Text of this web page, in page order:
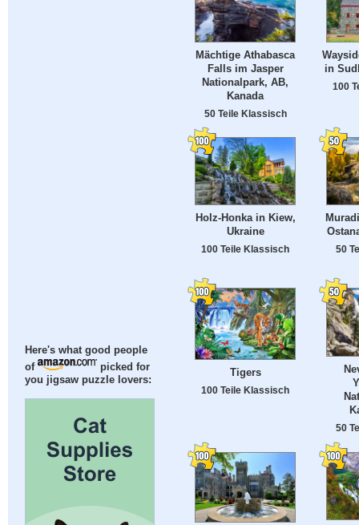
Here's what good people
of
picked for
you jigsaw puzzle lovers:
Mächtige Athabasca
Falls im Jasper
Nationalpark, AB,
Kanada
50 Teile Klassisch
in
100
Holz-Honka in Kiew,
Ukraine
100 Teile Klassisch 50
Tigers
100 Teile Klassisch
50